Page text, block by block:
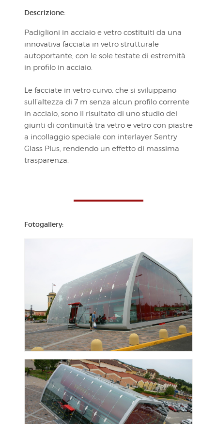
Descrizione:
Padiglioni in acciaio e vetro costituiti da una
innovativa facciata in vetro strutturale
autoportante, con le sole testate di estremità
in profilo in acciaio.
Le facciate in vetro curvo, che si sviluppano
sull’altezza di 7 m senza alcun profilo corrente
in acciaio, sono il risultato di uno studio dei
giunti di continuità tra vetro e vetro con piastre
a incollaggio speciale con interlayer Sentry
Glass Plus, rendendo un effetto di massima
trasparenza.
Fotogallery: